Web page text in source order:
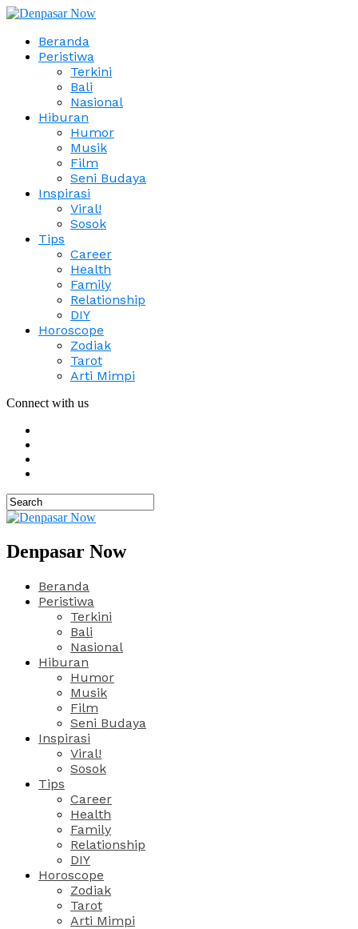
Beranda
Peristiwa
Terkini
Bali
Nasional
Hiburan
Humor
Musik
Film
Seni Budaya
Inspirasi
Viral!
Sosok
Tips
Career
Health
Family
Relationship
DIY
Horoscope
Zodiak
Tarot
Arti Mimpi
Connect with us
Denpasar Now
Beranda
Peristiwa
Terkini
Bali
Nasional
Hiburan
Humor
Musik
Film
Seni Budaya
Inspirasi
Viral!
Sosok
Tips
Career
Health
Family
Relationship
DIY
Horoscope
Zodiak
Tarot
Arti Mimpi